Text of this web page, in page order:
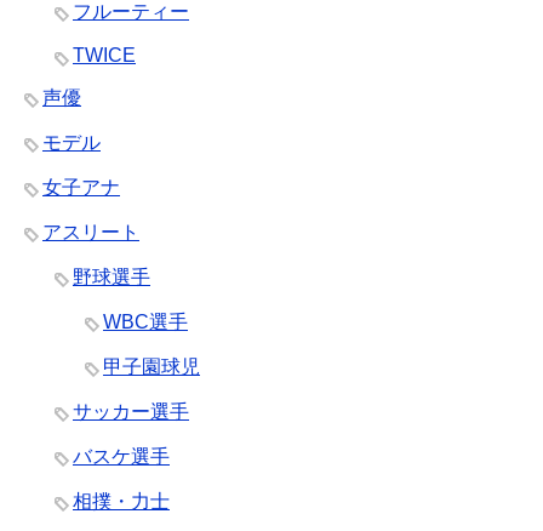
フルーティー
TWICE
声優
モデル
女子アナ
アスリート
野球選手
WBC選手
甲子園球児
サッカー選手
バスケ選手
相撲・力士